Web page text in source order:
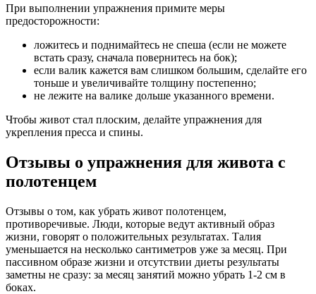
При выполнении упражнения примите меры
предосторожности:
ложитесь и поднимайтесь не спеша (если не можете
встать сразу, сначала повернитесь на бок);
если валик кажется вам слишком большим, сделайте его
тоньше и увеличивайте толщину постепенно;
не лежите на валике дольше указанного времени.
Чтобы живот стал плоским, делайте упражнения для
укрепления пресса и спины.
Отзывы о упражнения для живота с
полотенцем
Отзывы о том, как убрать живот полотенцем,
противоречивые. Люди, которые ведут активный образ
жизни, говорят о положительных результатах. Талия
уменьшается на несколько сантиметров уже за месяц. При
пассивном образе жизни и отсутствии диеты результаты
заметны не сразу: за месяц занятий можно убрать 1-2 см в
боках.